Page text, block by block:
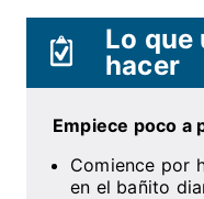
Lo que
hacer
Empiece poco a
Comience por
en el bañito